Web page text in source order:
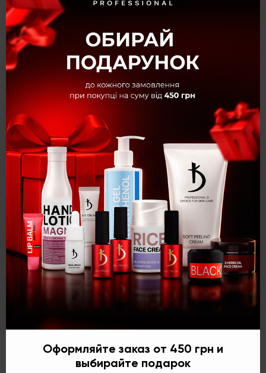
×
Добро пожаловать в Kodi
Professional!
Выберите язык для комфортных
покупок:
Укр Рус Eng
Коллекция Ethno Fashion
Текстура Эмалевые
Объём 8 мл
Зеленый
Категория Гель-лаки
Описание
Гель-лак № 05 EF, 8 мл
Оформляйте заказ от 450 грн и
выбирайте подарок